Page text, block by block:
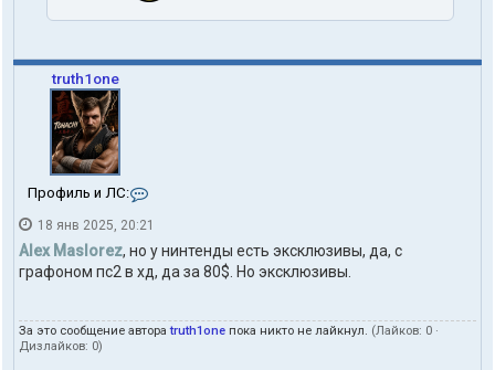
truth1one
Профиль и ЛС:
н
т
а
к
п
18 янв 2025, 20:21
Alex Maslorez, но у нинтенды есть эксклюзивы, да, с
графоном пс2 в хд, да за 80$. Но эксклюзивы.
За это сообщение автораtruth1one пока никто не лайкнул. (Лайков: 0 ·
Дизлайков: 0)